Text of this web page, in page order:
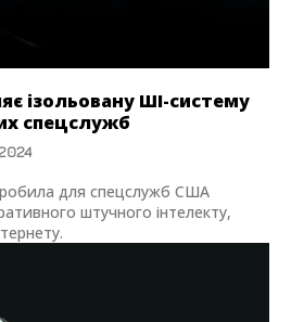
ізольовану ШІ-систему
спецслужб
для спецслужб США
штучного інтелекту,